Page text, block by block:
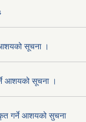
सूचना ।
आशयको सूचना ।
गर्ने आशयको सुचना